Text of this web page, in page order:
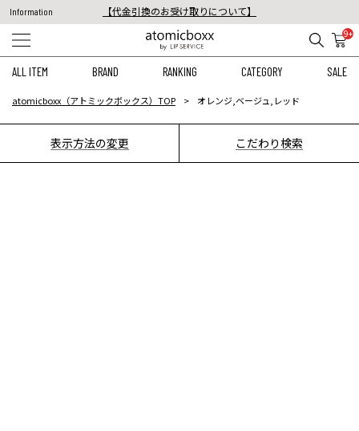
Information
【代金引換のお受け取りについて】
税込11,000円以上のご注文で送料無料！
9+
ALL ITEM BRAND RANKING CATEGORY SALE
atomicboxx（アトミックボックス）TOP オレンジ,ベージュ,レッド
表示方法の変更 こだわり検索